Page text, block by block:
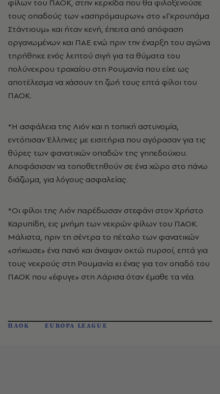
φίλων του ΠΑΟΚ, στην κερκίδα που θα φιλοξενούσε
τους οπαδούς των «ασπρόμαυρων» στο «Γκρουπάμα
Στάντιουμ» και ήταν κενή, έπειτα από απόφαση
οργανωμένων και ΠΑΕ ενώ πριν την έναρξη του αγώνα
τηρήθηκε ενός λεπτού σιγή για τα θύματα του
πολύνεκρου τροχαίου στη Ρουμανία που είχε ως
αποτέλεσμα να χάσουν τη ζωή τους επτά φίλοι του
ΠΑΟΚ.
*Η ασφάλεια της Λιόν και η τοπική αστυνομία,
εντόπισαν Έλληνες με εισιτήρια που αγόρασαν για τις
θύρες των φανατικών οπαδών της γηπεδούχου.
Αποφάσισαν να τοποθετηθούν σε ένα χώρο στο πάνω
διάζωμα, για λόγους ασφαλείας.
*Οι φίλοι της Λιόν παρέδωσαν στεφάνι στον Χρήστο
Καρυπίδη, εις μνήμη των νεκρών φίλων του ΠΑΟΚ.
Μάλιστα, πριν τη σέντρα το πέταλο των φανατικών
«σήκωσε» ένα πανό και άναψαν οκτώ πυρσοί, επτά για
τους νεκρούς στη Ρουμανία κι ένας για τον οπαδό του
ΠΑΟΚ που «έφυγε» στη Λάρισα όταν έμαθε τα νέα.
ΠΑΟΚ EUROPA LEAGUE